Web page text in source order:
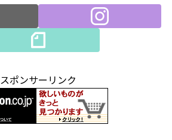
スポンサーリンク